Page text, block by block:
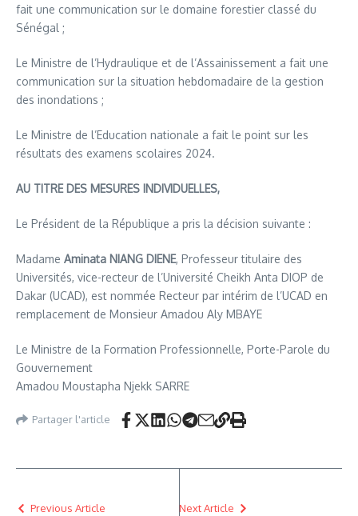
fait une communication sur le domaine forestier classé du
Sénégal ;
Le Ministre de l’Hydraulique et de l’Assainissement a fait une
communication sur la situation hebdomadaire de la gestion
des inondations ;
Le Ministre de l’Education nationale a fait le point sur les
résultats des examens scolaires 2024.
AU TITRE DES MESURES INDIVIDUELLES,
Le Président de la République a pris la décision suivante :
Madame Aminata NIANG DIENE, Professeur titulaire des
Universités, vice-recteur de l’Université Cheikh Anta DIOP de
Dakar (UCAD), est nommée Recteur par intérim de l’UCAD en
remplacement de Monsieur Amadou Aly MBAYE
Le Ministre de la Formation Professionnelle, Porte-Parole du
Gouvernement
Amadou Moustapha Njekk SARRE
Partager l'article
Previous Article Next Article